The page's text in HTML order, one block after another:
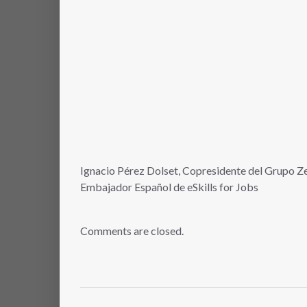
Ignacio Pérez Dolset, Copresidente del Grupo
Embajador Español de eSkills for Jobs
Comments are closed.